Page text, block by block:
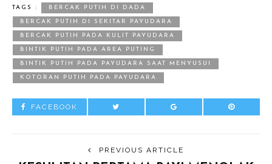
TAGS : BERCAK PUTIH DI DADA
BERCAK PUTIH DI SEKITAR PAYUDARA
BERCAK PUTIH PADA KULIT PAYUDARA
BINTIK PUTIH PADA AREA PUTING
BINTIK PUTIH PADA PAYUDARA SAAT MENYUSUI
KOTORAN PUTIH PADA PAYUDARA
FACEBOOK
PREVIOUS ARTICLE